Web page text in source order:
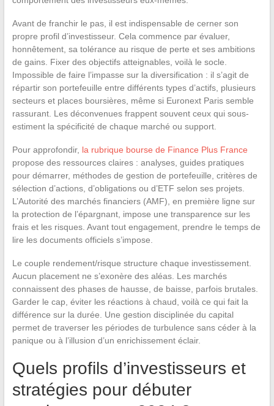
Avant de franchir le pas, il est indispensable de cerner son
propre profil d’investisseur. Cela commence par évaluer,
honnêtement, sa tolérance au risque de perte et ses ambitions
de gains. Fixer des objectifs atteignables, voilà le socle.
Impossible de faire l’impasse sur la diversification : il s’agit de
répartir son portefeuille entre différents types d’actifs, plusieurs
secteurs et places boursières, même si Euronext Paris semble
rassurant. Les déconvenues frappent souvent ceux qui sous-
estiment la spécificité de chaque marché ou support.
Pour approfondir, la rubrique bourse de Finance Plus France
propose des ressources claires : analyses, guides pratiques
pour démarrer, méthodes de gestion de portefeuille, critères de
sélection d’actions, d’obligations ou d’ETF selon ses projets.
L’Autorité des marchés financiers (AMF), en première ligne sur
la protection de l’épargnant, impose une transparence sur les
frais et les risques. Avant tout engagement, prendre le temps de
lire les documents officiels s’impose.
Le couple rendement/risque structure chaque investissement.
Aucun placement ne s’exonère des aléas. Les marchés
connaissent des phases de hausse, de baisse, parfois brutales.
Garder le cap, éviter les réactions à chaud, voilà ce qui fait la
différence sur la durée. Une gestion disciplinée du capital
permet de traverser les périodes de turbulence sans céder à la
panique ou à l’illusion d’un enrichissement éclair.
Quels profils d’investisseurs et
stratégies pour débuter